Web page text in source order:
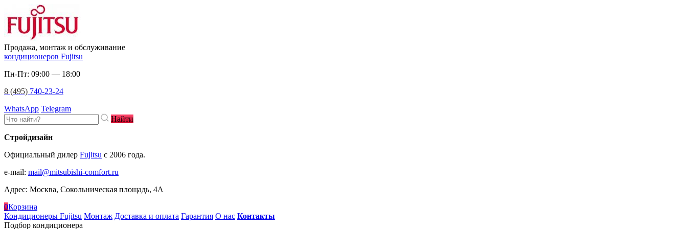
Продажа, монтаж и обслуживание
кондиционеров Fujitsu
Пн-Пт: 09:00 — 18:00
8 (495) 740-23-24
WhatsApp Telegram
Найти
Стройдизайн
Официальный дилер Fujitsu c 2006 года.
e-mail: mail@mitsubishi-comfort.ru
Адрес: Москва, Сокольническая площадь, 4А
0Корзина
Кондиционеры Fujitsu Монтаж Доставка и оплата Гарантия О нас Контакты
Подбор кондиционера